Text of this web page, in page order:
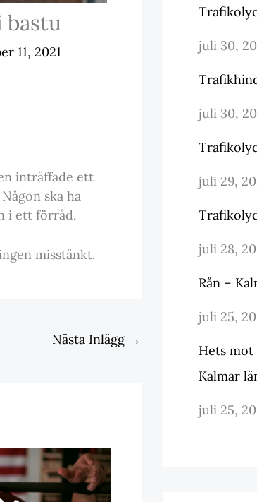
11, 2021
inträffade ett
ska ha
i ett förråd.
misstänkt.
Nästa Inlägg →
juli 30,
juli 30,
juli 29,
juli 28,
Rån –
juli 25,
Hets
Kalmar
juli 25,